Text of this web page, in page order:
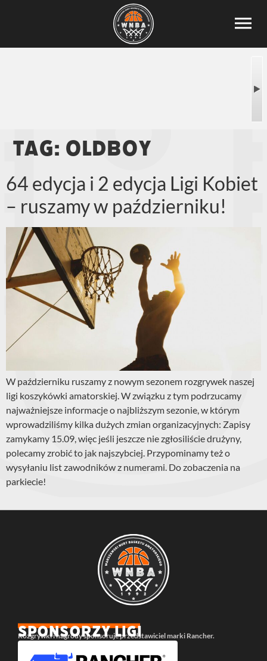
Tag: oldboy
64 edycja i 2 edycja Ligi Kobiet
– ruszamy w październiku!
W październiku ruszamy z nowym sezonem rozgrywek naszej
ligi koszykówki amatorskiej. W związku z tym podrzucamy
najważniejsze informacje o najbliższym sezonie, w którym
wprowadziliśmy kilka dużych zmian organizacyjnych: Zapisy
zamykamy 15.09, więc jeśli jeszcze nie zgłosiliście drużyny,
polecamy zrobić to jak najszybciej. Przypominamy też o
wysyłaniu list zawodników z numerami. Do zobaczenia na
parkiecie!
SPONSORZY LIGI
Rozgrywki i nagrody sponsoruje przedstawiciel marki Rancher.